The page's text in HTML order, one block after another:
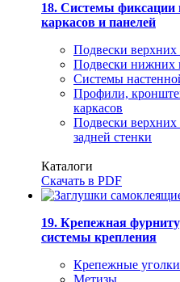
18. Системы фиксации
каркасов и панелей
Подвески верхних
Подвески нижних
Системы
Профили,
каркасов
Подвески верхних
задней стенки
Каталоги
Скачать в PDF
19. Крепежная
системы крепления
Крепежные
Метизы